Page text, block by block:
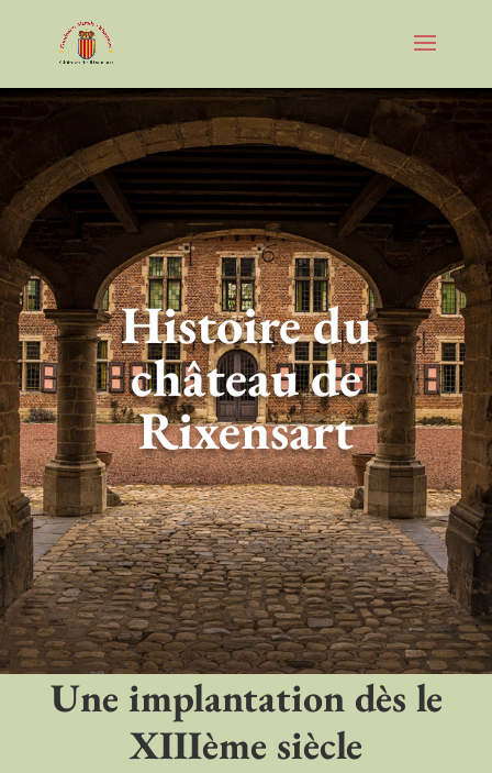
Histoire du
château de
Rixensart
Une implantation dès le
XIIIème siècle